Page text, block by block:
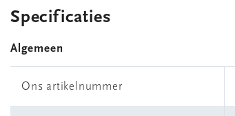
Specificaties
Algemeen
Ons artikelnummer